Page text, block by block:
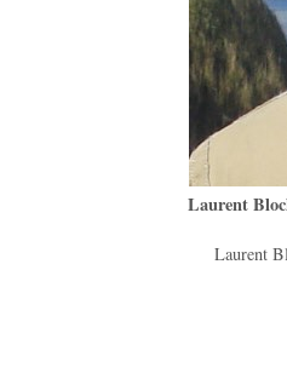
Laurent
Laurent